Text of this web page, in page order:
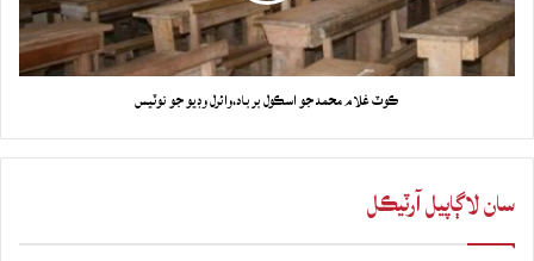
ڪوٽ غلام محمد جو اسڪول برباد،وائرل وڊيو جو نوٽيس
سان لاڳاپيل آرٽيڪل